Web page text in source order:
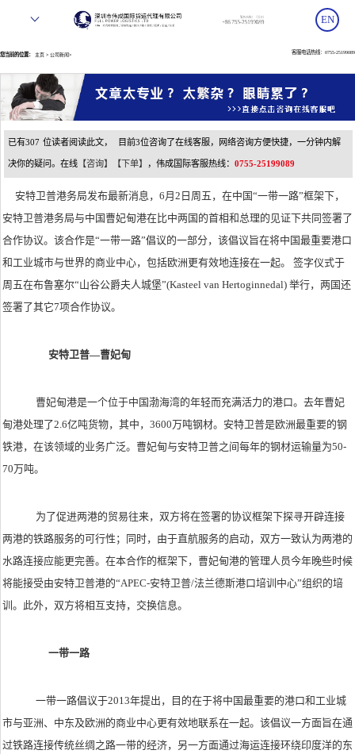
EN
您当前的位置： 主页 > 公司新闻> 客服电话热线：0755-25199089
已有307 位读者阅读此文， 目前3位咨询了在线客服，网络咨询方便快捷，一分钟内解
决你的疑问。在线【咨询】 【下单】 ，伟成国际客服热线： 0755-25199089
安特卫普港务局发布最新消息，6月2日周五，在中国“一带一路”框架下，
安特卫普港务局与中国曹妃甸港在比中两国的首相和总理的见证下共同签署了
合作协议。该合作是“一带一路”倡议的一部分，该倡议旨在将中国最重要港口
和工业城市与世界的商业中心，包括欧洲更有效地连接在一起。 签字仪式于
周五在布鲁塞尔“山谷公爵夫人城堡”(Kasteel van Hertoginnedal) 举行，两国还
签署了其它7项合作协议。
安特卫普—曹妃甸
曹妃甸港是一个位于中国渤海湾的年轻而充满活力的港口。去年曹妃
甸港处理了2.6亿吨货物，其中，3600万吨钢材。安特卫普是欧洲最重要的钢
铁港，在该领域的业务广泛。曹妃甸与安特卫普之间每年的钢材运输量为50-
70万吨。
为了促进两港的贸易往来，双方将在签署的协议框架下探寻开辟连接
两港的铁路服务的可行性；同时，由于直航服务的启动，双方一致认为两港的
水路连接应能更完善。在本合作的框架下，曹妃甸港的管理人员今年晚些时候
将能接受由安特卫普港的“APEC-安特卫普/法兰德斯港口培训中心”组织的培
训。此外，双方将相互支持，交换信息。
一带一路
一带一路倡议于2013年提出，目的在于将中国最重要的港口和工业城
市与亚洲、中东及欧洲的商业中心更有效地联系在一起。该倡议一方面旨在通
过铁路连接传统丝绸之路一带的经济，另一方面通过海运连接环绕印度洋的东